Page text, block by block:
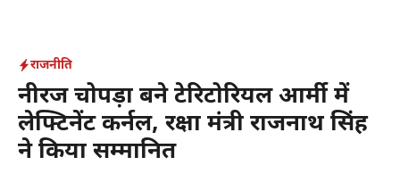
content
राजनीति
नीरज चोपड़ा बने टेरिटोरियल आर्मी में
लेफ्टिनेंट कर्नल, रक्षा मंत्री राजनाथ सिंह
ने किया सम्मानित